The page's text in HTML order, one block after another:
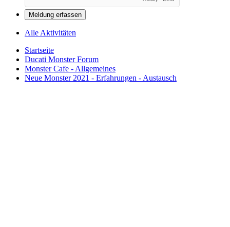
Meldung erfassen
Alle Aktivitäten
Startseite
Ducati Monster Forum
Monster Cafe - Allgemeines
Neue Monster 2021 - Erfahrungen - Austausch